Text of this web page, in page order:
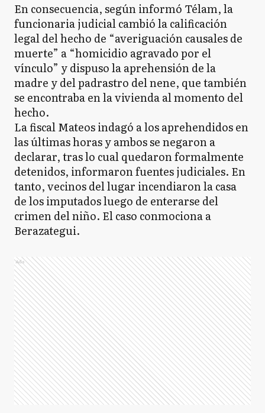
En consecuencia, según informó Télam, la
funcionaria judicial cambió la calificación
legal del hecho de “averiguación causales de
muerte” a “homicidio agravado por el
vínculo” y dispuso la aprehensión de la
madre y del padrastro del nene, que también
se encontraba en la vivienda al momento del
hecho.
La fiscal Mateos indagó a los aprehendidos en
las últimas horas y ambos se negaron a
declarar, tras lo cual quedaron formalmente
detenidos, informaron fuentes judiciales. En
tanto, vecinos del lugar incendiaron la casa
de los imputados luego de enterarse del
crimen del niño. El caso conmociona a
Berazategui.
Ads